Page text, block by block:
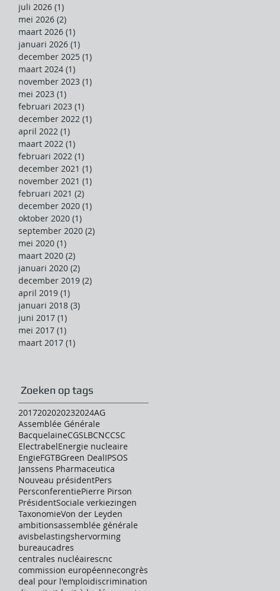
juli 2026 (1)
mei 2026 (2)
maart 2026 (1)
januari 2026 (1)
december 2025 (1)
maart 2024 (1)
november 2023 (1)
mei 2023 (1)
februari 2023 (1)
december 2022 (1)
april 2022 (1)
maart 2022 (1)
februari 2022 (1)
december 2021 (1)
november 2021 (1)
februari 2021 (2)
december 2020 (1)
oktober 2020 (1)
september 2020 (2)
mei 2020 (1)
maart 2020 (2)
januari 2020 (2)
december 2019 (2)
april 2019 (1)
januari 2018 (3)
juni 2017 (1)
mei 2017 (1)
maart 2017 (1)
Zoeken op tags
2017202020232024AG
Assemblée Générale
BacquelaineCGSLBCNCCSC
ElectrabelEnergie nucleaire
EngieFGTBGreen DealIPSOS
Janssens Pharmaceutica
Nouveau présidentPers
PersconferentiePierre Pirson
PrésidentSociale verkiezingen
TaxonomieVon der Leyden
ambitionsassemblée générale
avisbelastingshervorming
bureaucadres
centrales nucléairescnc
commission européennecongrès
deal pour l'emploidiscrimination